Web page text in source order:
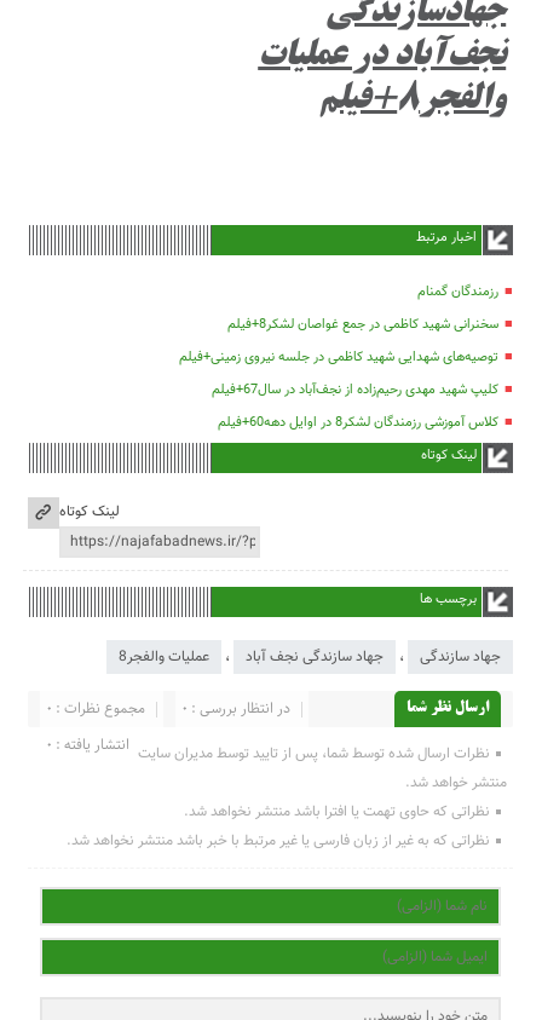
جهادسازندگی
نجف‌آباد در عملیات
والفجر۸+فیلم
اخبار مرتبط
رزمندگان گمنام
سخنرانی شهید کاظمی در جمع غواصان لشکر8+فیلم
توصیه‌های شهدایی شهید کاظمی در جلسه نیروی زمینی+فیلم
کلیپ شهید مهدی رحیم‌زاده از نجف‌آباد در سال67+فیلم
کلاس آموزشی رزمندگان لشکر8 در اوایل دهه60+فیلم
لینک کوتاه
لینک کوتاه
برچسب ها
جهاد سازندگی ، جهاد سازندگی نجف آباد ، عملیات والفجر8
ارسال نظر شما مجموع نظرات : 0
در انتظار بررسی : 0
انتشار یافته : 0 نظرات ارسال شده توسط شما، پس از تایید توسط مدیران سایت
منتشر خواهد شد.
نظراتی که حاوی تهمت یا افترا باشد منتشر نخواهد شد.
نظراتی که به غیر از زبان فارسی یا غیر مرتبط با خبر باشد منتشر نخواهد شد.